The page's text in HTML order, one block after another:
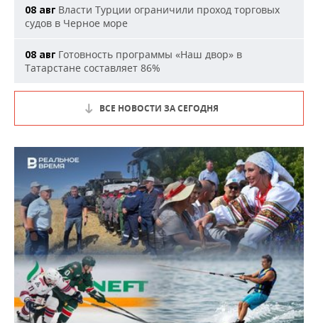
08 авг Власти Турции ограничили проход торговых
судов в Черное море
08 авг Готовность программы «Наш двор» в
Татарстане составляет 86%
ВСЕ НОВОСТИ ЗА СЕГОДНЯ